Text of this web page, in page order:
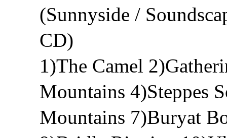
(Sunnyside /
CD)
1)The Camel
Mountains 4)Steppes
Mountains 7)Buryat